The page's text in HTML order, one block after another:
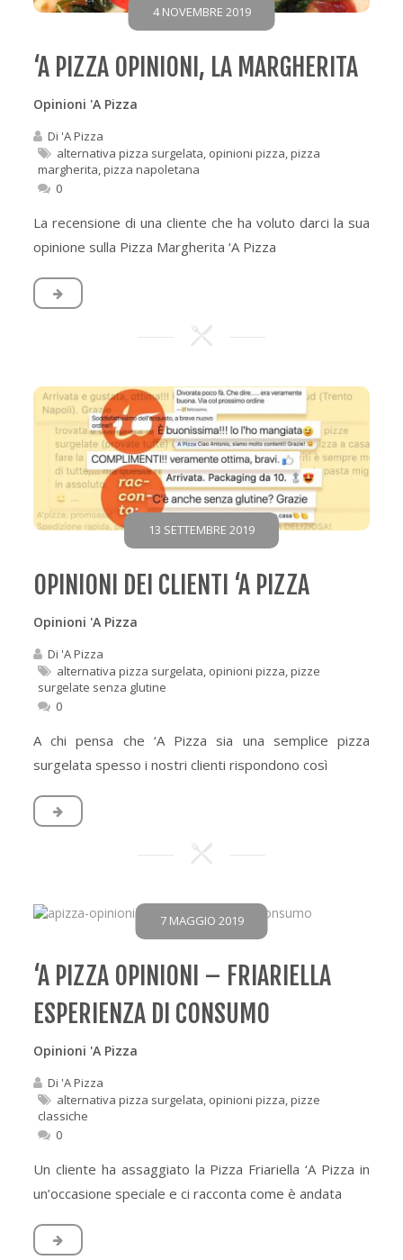
4 NOVEMBRE 2019
‘A PIZZA OPINIONI, LA MARGHERITA
Opinioni 'A Pizza
Di 'A Pizza
alternativa pizza surgelata, opinioni pizza,pizza
margherita,pizza napoletana
0
La recensione di una cliente che ha voluto darci la sua
opinione sulla Pizza Margherita ‘A Pizza
13 SETTEMBRE 2019
OPINIONI DEI CLIENTI ‘A PIZZA
Opinioni 'A Pizza
Di 'A Pizza
alternativa pizza surgelata, opinioni pizza,pizze
surgelate senza glutine
0
A chi pensa che ‘A Pizza sia una semplice pizza
surgelata spesso i nostri clienti rispondono così
7 MAGGIO 2019
‘A PIZZA OPINIONI – FRIARIELLA
ESPERIENZA DI CONSUMO
Opinioni 'A Pizza
Di 'A Pizza
alternativa pizza surgelata, opinioni pizza,pizze
classiche
0
Un cliente ha assaggiato la Pizza Friariella ‘A Pizza in
un’occasione speciale e ci racconta come è andata